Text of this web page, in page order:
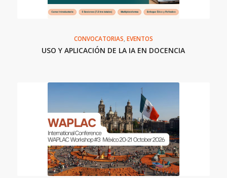
CONVOCATORIAS EVENTOS
USO Y APLICACIÓN DE LA IA EN DOCENCIA